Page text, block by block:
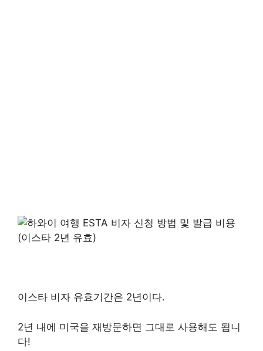
이스타 비자 유효기간은 2년이다.
2년 내에 미국을 재방문하면 그대로 사용해도 됩니
다!